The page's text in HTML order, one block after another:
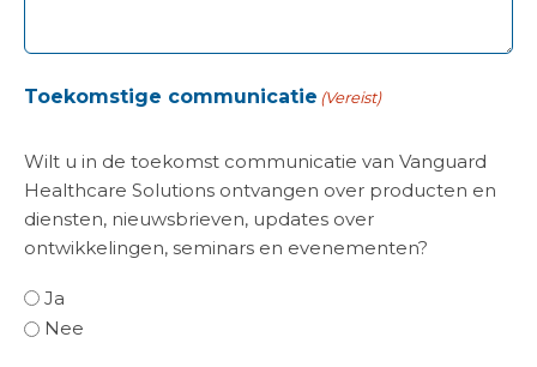
Toekomstige communicatie (Vereist)
Wilt u in de toekomst communicatie van Vanguard
Healthcare Solutions ontvangen over producten en
diensten, nieuwsbrieven, updates over
ontwikkelingen, seminars en evenementen?
Ja
Nee